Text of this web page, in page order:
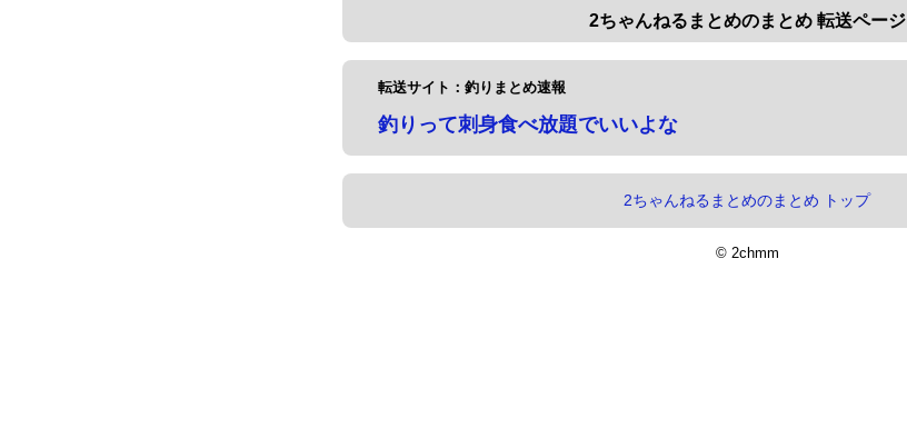
2ちゃんねるまとめのまとめ 転送ページ
転送サイト：釣りまとめ速報
釣りって刺身食べ放題でいいよな
2ちゃんねるまとめのまとめ トップ
© 2chmm